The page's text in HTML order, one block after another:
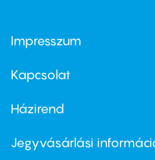
Footer
first
Impresszum
Kapcsolat
Footer
second
Házirend
Jegyvásárlási